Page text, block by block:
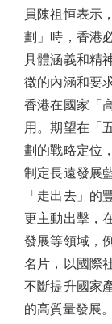
員陳祖恒表示
劃」時，香港
具體涵義和精
徵的內涵和要
香港在國家「
用。期望在「
劃的戰略定位
制定長遠發展
「走出去」的
更主動出擊，
發展等領域，
名片，以國際
不斷提升國家
的高質量發展。